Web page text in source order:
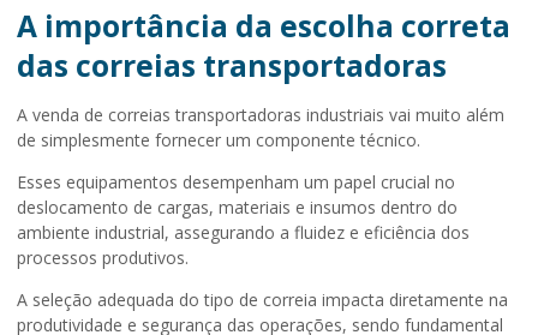
A importância da escolha correta
das correias transportadoras
A venda de correias transportadoras industriais vai muito além
de simplesmente fornecer um componente técnico.
Esses equipamentos desempenham um papel crucial no
deslocamento de cargas, materiais e insumos dentro do
ambiente industrial, assegurando a fluidez e eficiência dos
processos produtivos.
A seleção adequada do tipo de correia impacta diretamente na
produtividade e segurança das operações, sendo fundamental